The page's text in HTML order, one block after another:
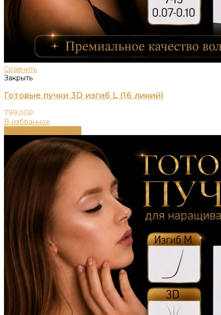
Сравнить
Закрыть
Готовые пучки 3D изгиб L (16 линий)
799,00₽
В избранное